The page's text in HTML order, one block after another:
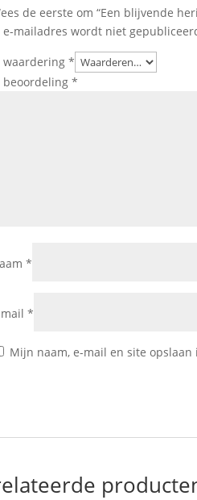
de eerste om “Een blijvende
e-mailadres wordt niet
waardering*
beoordeling*
*
mail*
Mijn naam, e-mail en site